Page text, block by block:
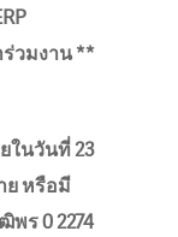
วมงาน **
ในวันที่ 23
ย หรือมี
ร 0 2274